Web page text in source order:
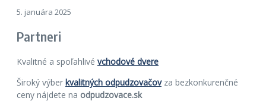
5. januára 2025
Partneri
Kvalitné a spoľahlivé vchodové dvere
Široký výber kvalitných odpudzovačovza bezkonkurenčné
ceny nájdete na odpudzovace.sk